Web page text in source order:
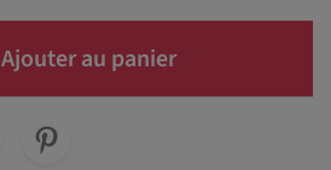
Ajouter au panier